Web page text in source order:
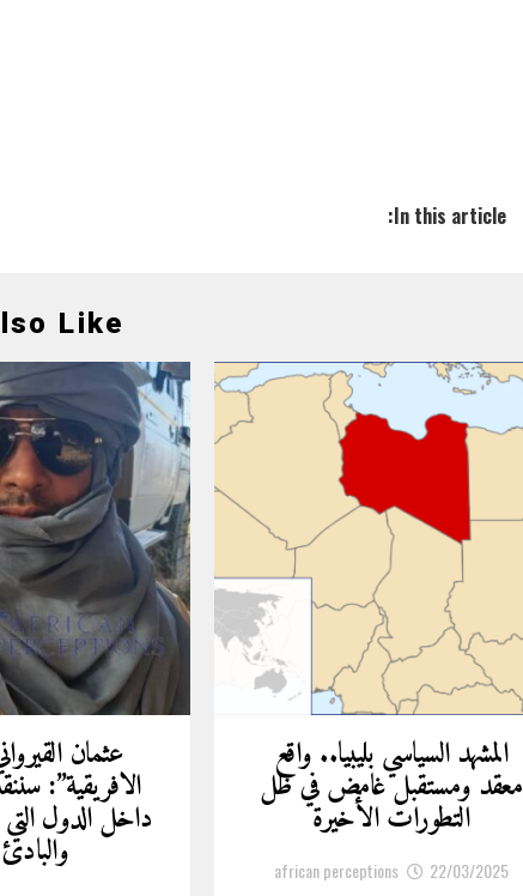
In this article:
Like
المشهد السياسي بليبيا.. واقع
معقد ومستقبل غامض في ظل
التطورات الأخيرة
african perceptions 22/03/2025
عثمان
الافريقية”:
داخل الدول